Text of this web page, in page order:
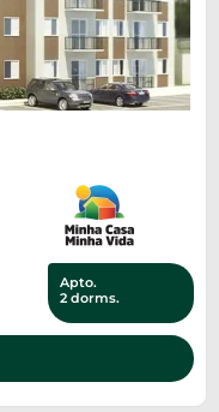
Apto.
2 dorms.